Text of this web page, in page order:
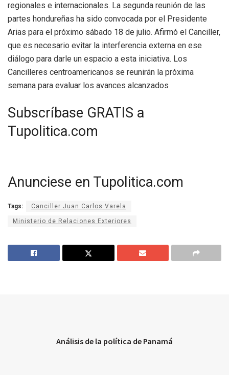
regionales e internacionales. La segunda reunión de las
partes hondureñas ha sido convocada por el Presidente
Arias para el próximo sábado 18 de julio. Afirmó el Canciller,
que es necesario evitar la interferencia externa en ese
diálogo para darle un espacio a esta iniciativa. Los
Cancilleres centroamericanos se reunirán la próxima
semana para evaluar los avances alcanzados
Subscríbase GRATIS a
Tupolitica.com
Anunciese en Tupolitica.com
Tags: Canciller Juan Carlos Varela
Ministerio de Relaciones Exteriores
Análisis de la política de Panamá